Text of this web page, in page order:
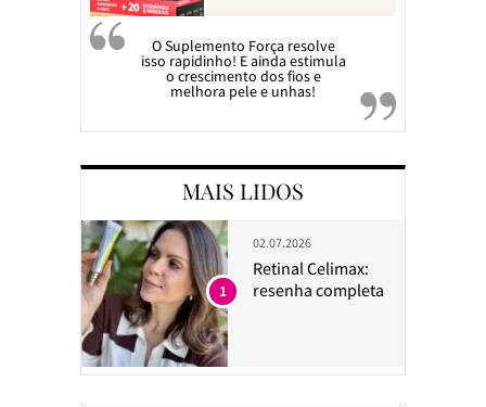
O Suplemento Força resolve
isso rapidinho! E ainda estimula
o crescimento dos fios e
melhora pele e unhas!
MAIS LIDOS
02.07.2026
Retinal Celimax:
resenha completa
1